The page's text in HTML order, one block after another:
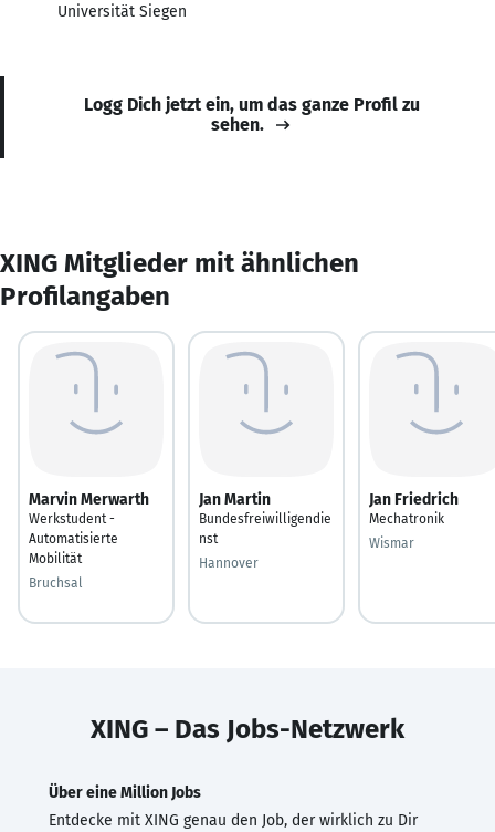
Universität Siegen
Logg Dich jetzt ein, um das ganze Profil zu
sehen.
XING Mitglieder mit ähnlichen
Profilangaben
Marvin Merwarth
Werkstudent -
Automatisierte
Mobilität
Bruchsal
Jan Martin
Bundesfreiwilligendie
nst
Hannover
Jan Friedrich
Mechatronik
Wismar
XING – Das Jobs-Netzwerk
Über eine Million Jobs
Entdecke mit XING genau den Job, der wirklich zu Dir